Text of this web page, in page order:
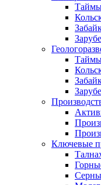
Ключевые